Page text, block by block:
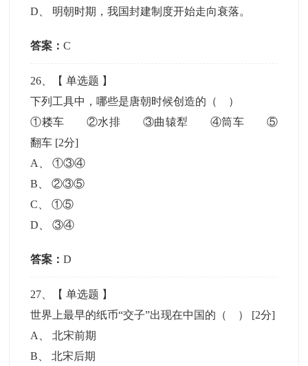
D
明朝时期，我国封建制度开始走向衰落。
答案：C
26 、【单选题 】
下列工具中，哪些是唐朝时候创造的（ ）
①耧车 ②水排 ③曲辕犁 ④筒车 ⑤
翻车 [2分]
A
、①③④
B 、②③⑤
C 、①⑤
D 、③④
答案：D
27 、【单选题 】
世界上最早的纸币“交子”出现在中国的（ ） [2分]
A
、北宋前期
B 、北宋后期